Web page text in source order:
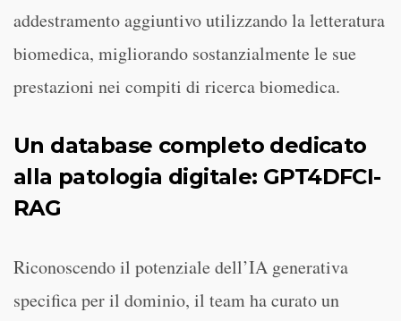
addestramento aggiuntivo utilizzando la letteratura
biomedica, migliorando sostanzialmente le sue
prestazioni nei compiti di ricerca biomedica.
Un database completo dedicato
alla patologia digitale: GPT4DFCI-
RAG
Riconoscendo il potenziale dell’IA generativa
specifica per il dominio, il team ha curato un